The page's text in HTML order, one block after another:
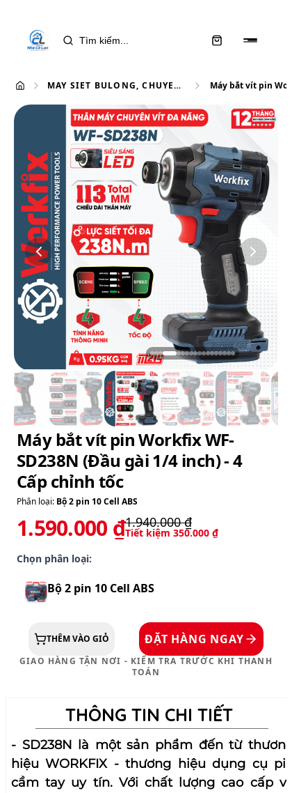
MÁY SIẾT BULONG, CHUYÊN VÍT Máy bắt vít pin
Máy bắt vít pin Workfix WF-
SD238N (Đầu gài 1/4 inch) - 4
Cấp chỉnh tốc
Phân loại: Bộ 2 pin 10 Cell ABS
1.590.000 ₫1.940.000 ₫
Tiết kiệm
350.000 ₫
Chọn phân loại:
Bộ 2 pin 10 Cell ABS
1.590.000 ₫
THÊM VÀO GIỎ ĐẶT HÀNG NGAY
GIAO HÀNG TẬN NƠI - KIỂM TRA TRƯỚC KHI THANH
TOÁN
- SD238N là một sản phẩm đến từ thương
hiệu WORKFIX - thương hiệu dụng cụ pin
cầm tay uy tín. Với chất lượng cao cấp và
thiết kế thông minh. SD238N chắc chắn sẽ là
một sản phẩm lý tưởng cho mọi người.
THÔNG TIN CHI TIẾT